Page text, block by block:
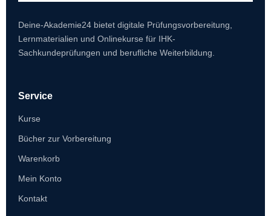
Deine-Akademie24 bietet digitale Prüfungsvorbereitung,
Lernmaterialien und Onlinekurse für IHK-
Sachkundeprüfungen und berufliche Weiterbildung.
Service
Kurse
Bücher zur Vorbereitung
Warenkorb
Mein Konto
Kontakt